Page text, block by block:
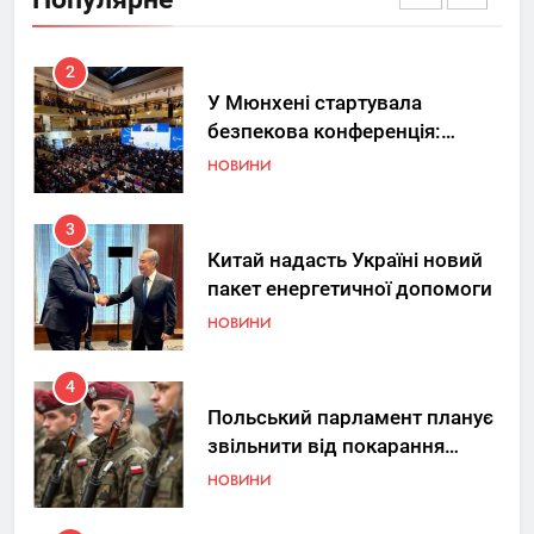
2
У Мюнхені стартувала
безпекова конференція:
Україна знову у фокусі світу
НОВИНИ
3
Китай надасть Україні новий
пакет енергетичної допомоги
НОВИНИ
4
Польський парламент планує
звільнити від покарання
добровольців ЗСУ
НОВИНИ